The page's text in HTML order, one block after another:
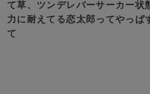
て草、ツンデレバーサーカー状
力に耐えてる恋太郎ってやっぱ
て